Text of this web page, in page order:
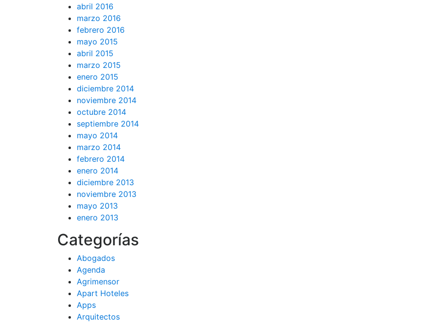
abril 2016
marzo 2016
febrero 2016
mayo 2015
abril 2015
marzo 2015
enero 2015
diciembre 2014
noviembre 2014
octubre 2014
septiembre 2014
mayo 2014
marzo 2014
febrero 2014
enero 2014
diciembre 2013
noviembre 2013
mayo 2013
enero 2013
Categorías
Abogados
Agenda
Agrimensor
Apart Hoteles
Apps
Arquitectos